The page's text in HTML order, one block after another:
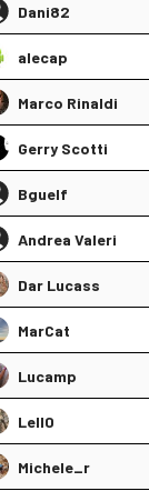
Dani82
alecap
Marco Rinaldi
Gerry Scotti
Bguelf
Andrea Valeri
Dar Lucass
MarCat
Lucamp
Lell0
Michele_r